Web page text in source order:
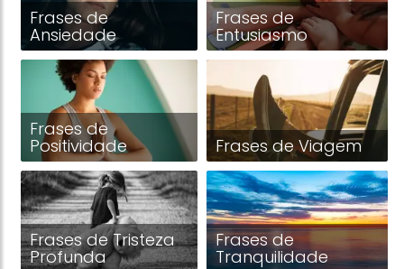
Frases de
Ansiedade
Frases de
Entusiasmo
Frases de
Positividade Frases de Viagem
Frases de Tristeza
Profunda
Frases de
Tranquilidade